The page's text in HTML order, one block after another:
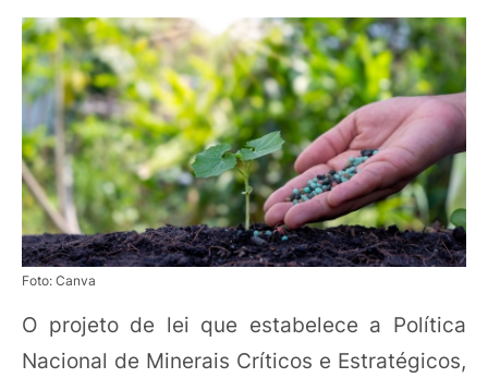
Foto: Canva
O projeto de lei que estabelece a Política
Nacional de Minerais Críticos e Estratégicos,